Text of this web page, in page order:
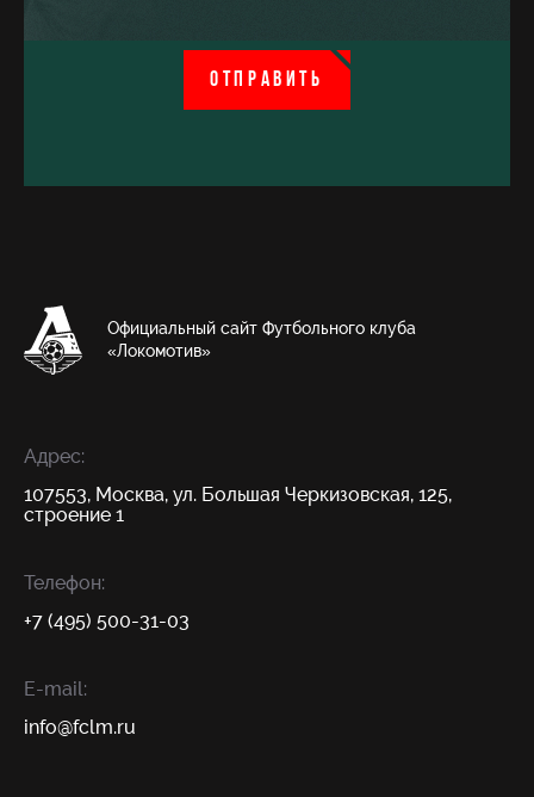
ОТПРАВИТЬ
Официальный сайт Футбольного клуба
«Локомотив»
Адрес:
107553, Москва, ул. Большая Черкизовская, 125,
строение 1
Телефон:
+7 (495) 500-31-03
E-mail:
info@fсlm.ru